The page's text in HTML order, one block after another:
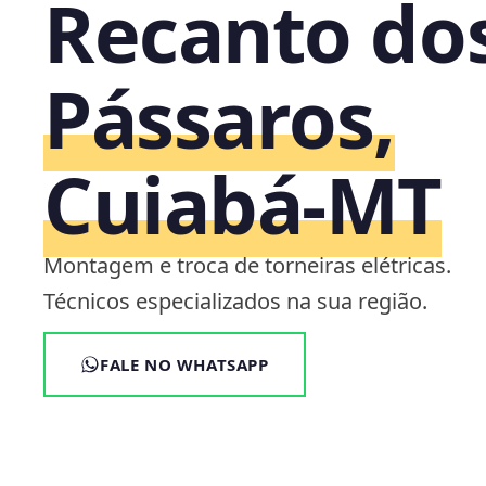
Recanto
Pássaros,
Cuiabá‑MT
Montagem e troca de torneiras elétricas.
Técnicos especializados na sua região.
FALE NO WHATSAPP